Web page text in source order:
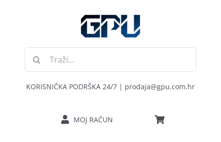
Traži...
KORISNIČKA PODRŠKA 24/7 | prodaja@gpu.com.hr
MOJ RAČUN